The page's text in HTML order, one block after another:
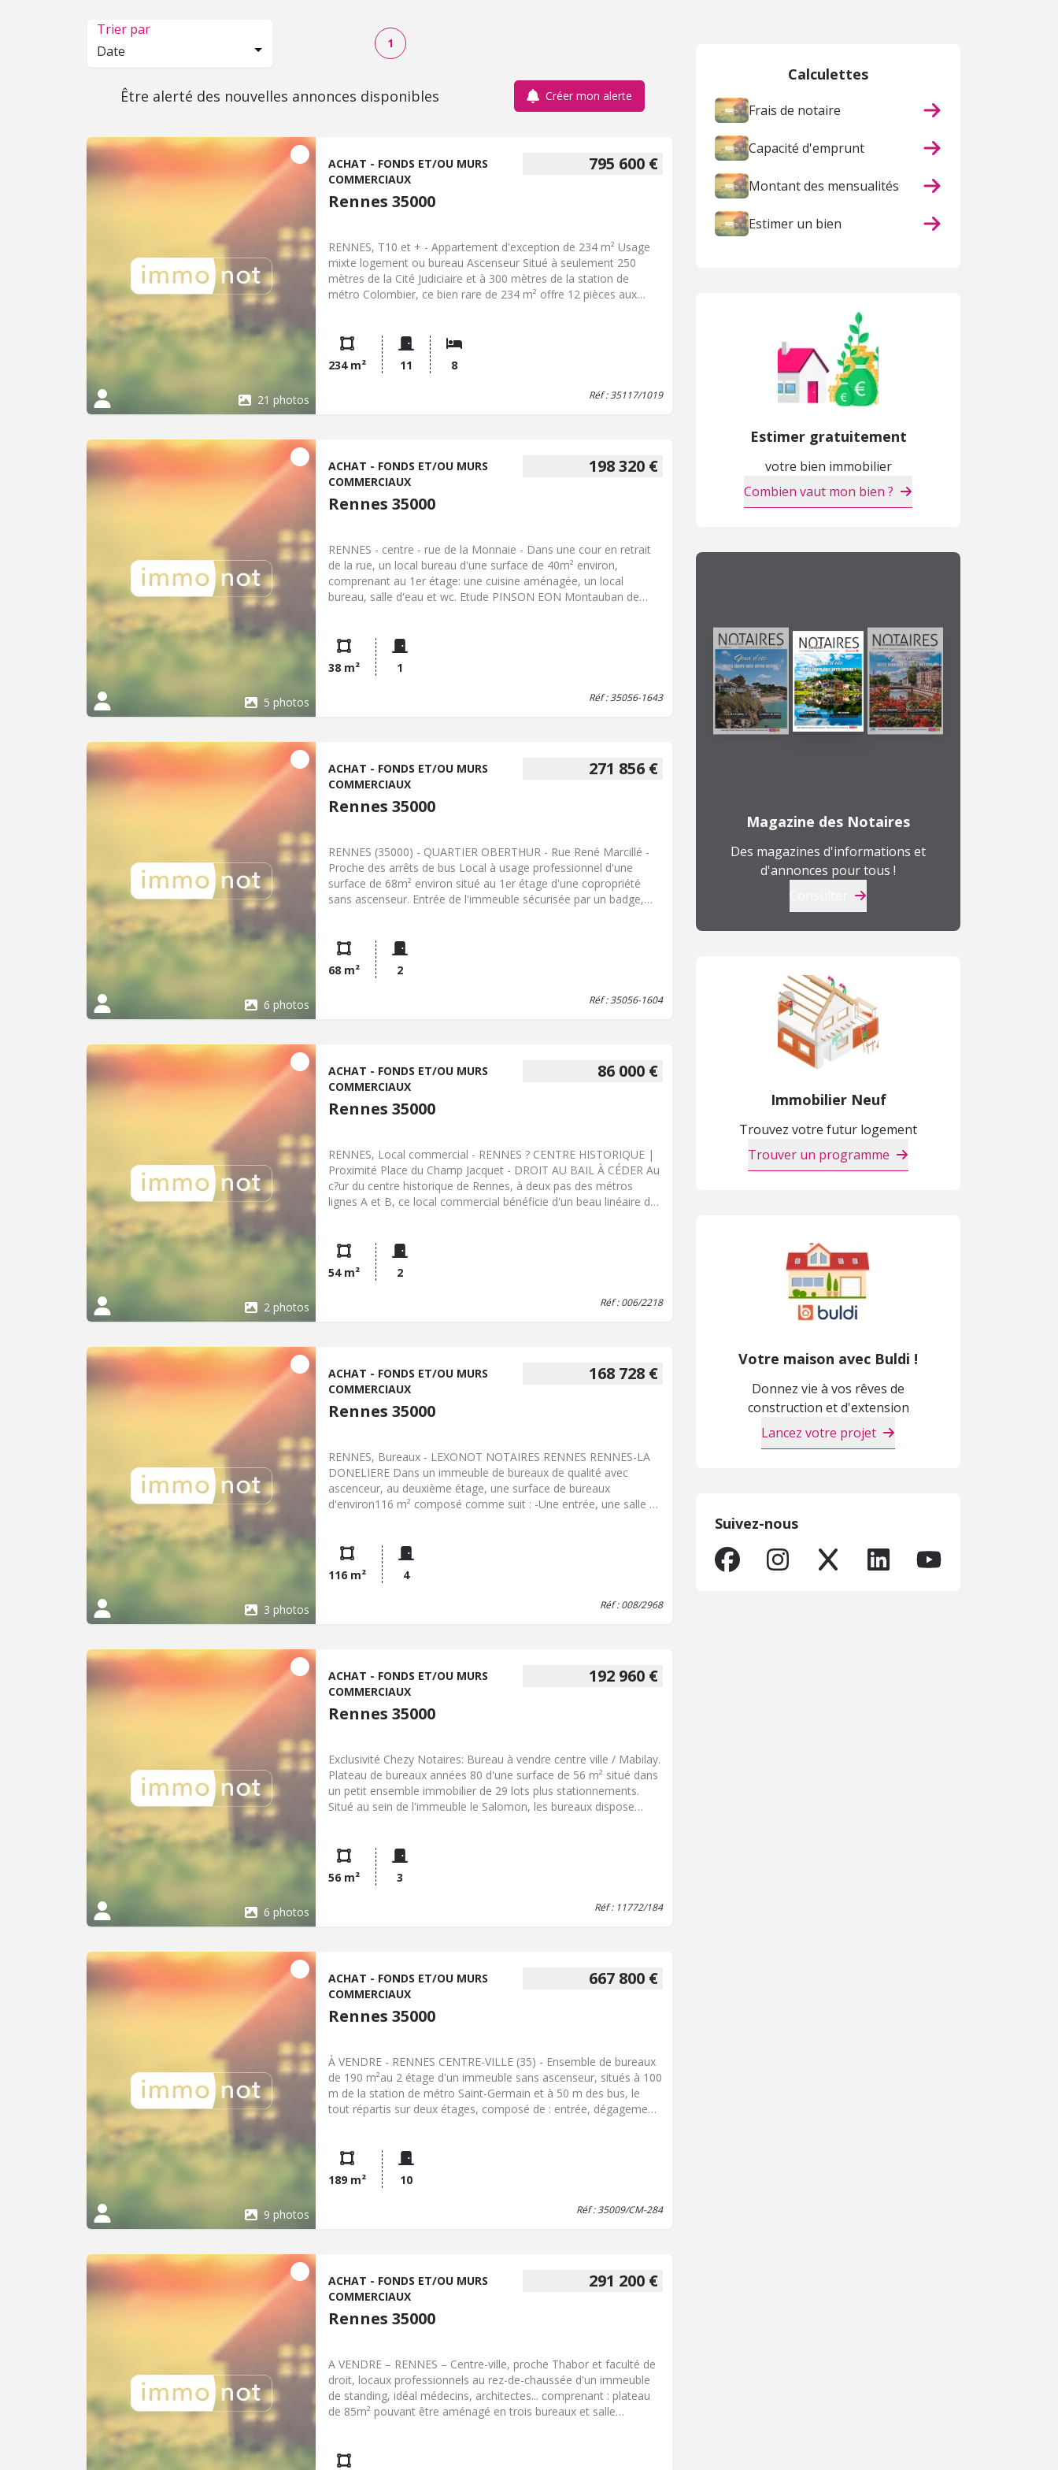
Trier par
Date
1
Être alerté des nouvelles annonces disponibles Créer mon alerte
21 photos
795 600 €
ACHAT - FONDS ET/OU MURS
COMMERCIAUX
Rennes 35000
RENNES, T10 et + - Appartement d'exception de 234 m² Usage
mixte logement ou bureau Ascenseur Situé à seulement 250
mètres de la Cité Judiciaire et à 300 mètres de la station de
métro Colombier, ce bien rare de 234 m² offre 12 pièces aux
en plus - Classe énergie : D - Classe climat : D - Prix Hon. Négo
Inclus : 795 600 € dont 4,00% Hon. Négo TTC charge acq. Prix
Hors Hon. Négo :765 000 € - Réf : 35117/984
234 m² 11 8
Réf : 35117/1019
5 photos
198 320 €
ACHAT - FONDS ET/OU MURS
COMMERCIAUX
Rennes 35000
RENNES - centre - rue de la Monnaie - Dans une cour en retrait
de la rue, un local bureau d'une surface de 40m² environ,
comprenant au 1er étage: une cuisine aménagée, un local
bureau, salle d'eau et wc. Etude PINSON EON Montauban de
38 m² 1
Réf : 35056-1643
6 photos
271 856 €
ACHAT - FONDS ET/OU MURS
COMMERCIAUX
Rennes 35000
RENNES (35000) - QUARTIER OBERTHUR - Rue René Marcillé -
Proche des arrêts de bus Local à usage professionnel d'une
surface de 68m² environ situé au 1er étage d'une copropriété
sans ascenseur. Entrée de l'immeuble sécurisée par un badge,
68 m² 2
Réf : 35056-1604
2 photos
86 000 €
ACHAT - FONDS ET/OU MURS
COMMERCIAUX
Rennes 35000
RENNES, Local commercial - RENNES ? CENTRE HISTORIQUE |
Proximité Place du Champ Jacquet - DROIT AU BAIL À CÉDER Au
c?ur du centre historique de Rennes, à deux pas des métros
lignes A et B, ce local commercial bénéficie d'un beau linéaire de
Environnement commercial de qualité, idéal pour une enseigne
souhaitant s'implanter dans un secteur dynamique et recherché
#Rennes #CentreHistorique #Commerce #LocalCommercial
#DroitAuBail #ImmobilierCommercial #MétroRennes #LigneA
54 m² 2
Réf : 006/2218
3 photos
168 728 €
ACHAT - FONDS ET/OU MURS
COMMERCIAUX
Rennes 35000
RENNES, Bureaux - LEXONOT NOTAIRES RENNES RENNES-LA
DONELIERE Dans un immeuble de bureaux de qualité avec
ascenceur, au deuxième étage, une surface de bureaux
d'environ116 m² composé comme suit : -Une entrée, une salle de
vendeur : 161.000€ Honraires de négociation : 7.728€ - Classe
énergie : C - Classe climat : B - Prix Hon. Négo Inclus : 168 728 €
dont 4,80% Hon. Négo TTC charge acq. Prix Hors Hon. Négo
116 m² 4
Réf : 008/2968
6 photos
192 960 €
ACHAT - FONDS ET/OU MURS
COMMERCIAUX
Rennes 35000
Exclusivité Chezy Notaires: Bureau à vendre centre ville / Mabilay.
Plateau de bureaux années 80 d'une surface de 56 m² situé dans
un petit ensemble immobilier de 29 lots plus stationnements.
Situé au sein de l'immeuble le Salomon, les bureaux dispose
56 m² 3
Réf : 11772/184
9 photos
667 800 €
ACHAT - FONDS ET/OU MURS
COMMERCIAUX
Rennes 35000
À VENDRE - RENNES CENTRE-VILLE (35) - Ensemble de bureaux
de 190 m²au 2 étage d'un immeuble sans ascenseur, situés à 100
m de la station de métro Saint-Germain et à 50 m des bus, le
tout répartis sur deux étages, composé de : entrée, dégagement,
m2 au 3ème sous les combles isolés et semi aménagés. Cave.
Pas de stationnement.
189 m² 10
Réf : 35009/CM-284
291 200 €
ACHAT - FONDS ET/OU MURS
COMMERCIAUX
Rennes 35000
A VENDRE – RENNES – Centre-ville, proche Thabor et faculté de
droit, locaux professionnels au rez-de-chaussée d'un immeuble
de standing, idéal médecins, architectes... comprenant : plateau
de 85m² pouvant être aménagé en trois bureaux et salle
Non requis - Classe climat : Non requis - Prix Hon. Négo Inclus :
Calculettes
Frais de notaire
Capacité d'emprunt
Montant des mensualités
Estimer un bien
Estimer gratuitement
votre bien immobilier
Combien vaut mon bien ?
Magazine des Notaires
Des magazines d'informations et
d'annonces pour tous !
Immobilier Neuf
Trouvez votre futur logement
Trouver un programme
Votre maison avec Buldi !
Donnez vie à vos rêves de
construction et d'extension
Lancez votre projet
Suivez-nous